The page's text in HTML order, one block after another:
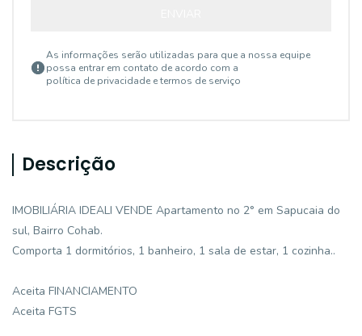
As informações serão utilizadas para que a nossa equipe
possa entrar em contato de acordo com a
política de privacidade e termos de serviço
Descrição
IMOBILIÁRIA IDEALI VENDE Apartamento no 2° em Sapucaia do
sul, Bairro Cohab.
Comporta 1 dormitórios, 1 banheiro, 1 sala de estar, 1 cozinha..
Aceita FINANCIAMENTO
Aceita FGTS